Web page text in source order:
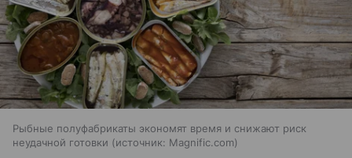
Рыбные полуфабрикаты экономят время и снижают риск
неудачной готовки
источник: Magnific.com